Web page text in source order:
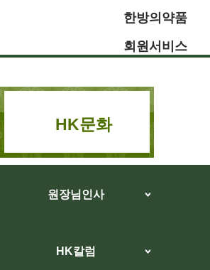
한방의약품
회원서비스
HK문화
원장님인사
HK칼럼